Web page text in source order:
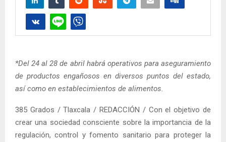
*Del 24 al 28 de abril habrá operativos para aseguramiento
de productos engañosos en diversos puntos del estado,
así como en establecimientos de alimentos.
385 Grados / Tlaxcala / REDACCIÓN / Con el objetivo de
crear una sociedad consciente sobre la importancia de la
regulación, control y fomento sanitario para proteger la